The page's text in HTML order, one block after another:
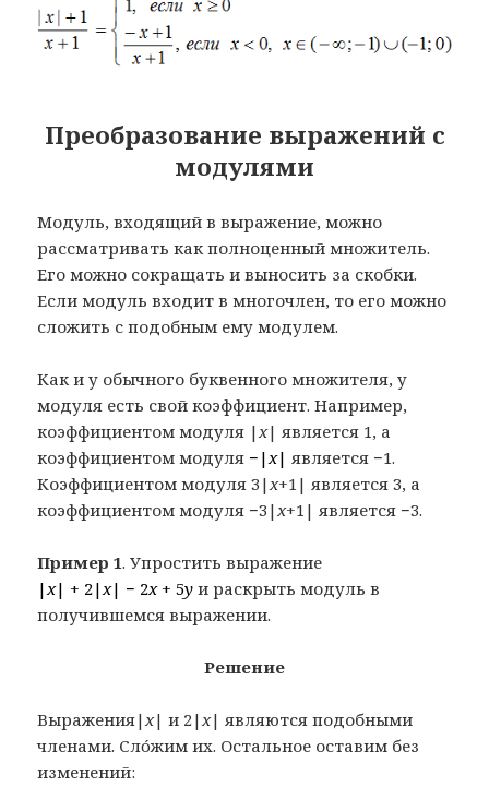
Преобразование выражений с
модулями
Модуль, входящий в выражение, можно
рассматривать как полноценный множитель.
Его можно сокращать и выносить за скобки.
Если модуль входит в многочлен, то его можно
сложить с подобным ему модулем.
Как и у обычного буквенного множителя, у
модуля есть свой коэффициент. Например,
коэффициентом модуля | x| является 1, а
коэффициентом модуля −| x| является −1.
Коэффициентом модуля 3| x+1| является 3, а
коэффициентом модуля −3| x+1| является −3.
Пример 1. Упростить выражение
| x| + 2| x| − 2x + 5y и раскрыть модуль в
получившемся выражении.
Решение
Выражения| x| и 2| x| являются подобными
членами. Слóжим их. Остальное оставим без
изменений: